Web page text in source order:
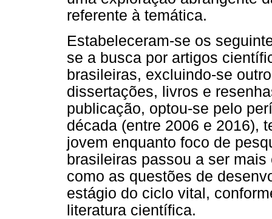
referente à temática.
Estabeleceram-se os
se a busca por artigos
brasileiras, excluindo-se
dissertações, livros e
publicação, optou-se pelo
década (entre 2006 e 2016),
jovem enquanto foco de
brasileiras passou a ser
como as questões de
estágio do ciclo vital,
literatura científica.